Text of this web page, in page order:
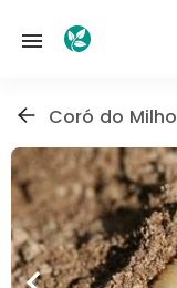
Coró do Milho